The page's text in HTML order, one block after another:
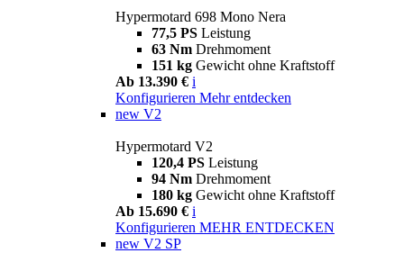
Hypermotard 698 Mono Nera
77,5 PS Leistung
63 Nm Drehmoment
151 kg Gewicht ohne Kraftstoff
Ab 13.390 € i
Konfigurieren Mehr entdecken
new V2
Hypermotard V2
120,4 PS Leistung
94 Nm Drehmoment
180 kg Gewicht ohne Kraftstoff
Ab 15.690 € i
Konfigurieren MEHR ENTDECKEN
new V2 SP